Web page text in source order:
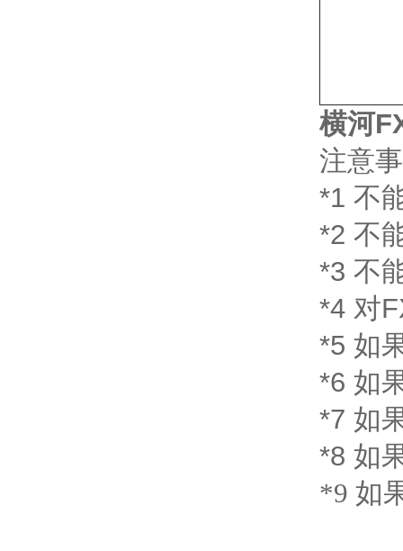
横河
注意
*1 不
*2 不
*3 不
*4 对
*5 如
*6 如
*7 如
*8 如
*9 如